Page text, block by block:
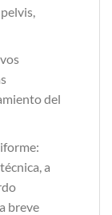
del
a
breve